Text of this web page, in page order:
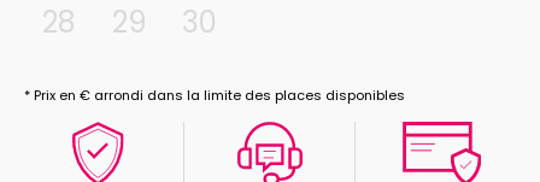
28 29 30
* Prix en € arrondi dans la limite des places disponibles